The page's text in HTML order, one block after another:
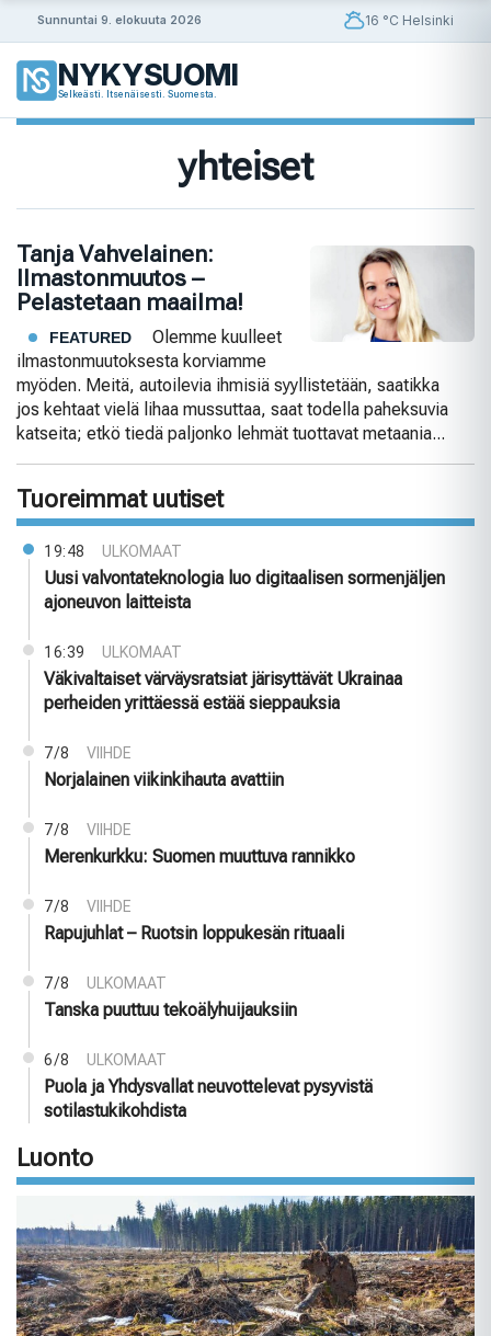
Sunnuntai 9. elokuuta 2026 16 °C Helsinki
NYKYSUOMI
Selkeästi. Itsenäisesti. Suomesta.
yhteiset
Tanja Vahvelainen:
Ilmastonmuutos –
Pelastetaan maailma!
FEATURED
Olemme kuulleet
ilmastonmuutoksesta korviamme
myöden. Meitä, autoilevia ihmisiä syyllistetään, saatikka
jos kehtaat vielä lihaa mussuttaa, saat todella paheksuvia
katseita; etkö tiedä paljonko lehmät tuottavat metaania...
Tuoreimmat uutiset
19:48 ULKOMAAT
Uusi valvontateknologia luo digitaalisen sormenjäljen
ajoneuvon laitteista
16:39 ULKOMAAT
Väkivaltaiset värväysratsiat järisyttävät Ukrainaa
perheiden yrittäessä estää sieppauksia
7/8 VIIHDE
Norjalainen viikinkihauta avattiin
7/8 VIIHDE
Merenkurkku: Suomen muuttuva rannikko
7/8 VIIHDE
Rapujuhlat – Ruotsin loppukesän rituaali
7/8 ULKOMAAT
Tanska puuttuu tekoälyhuijauksiin
6/8 ULKOMAAT
Puola ja Yhdysvallat neuvottelevat pysyvistä
sotilastukikohdista
Luonto